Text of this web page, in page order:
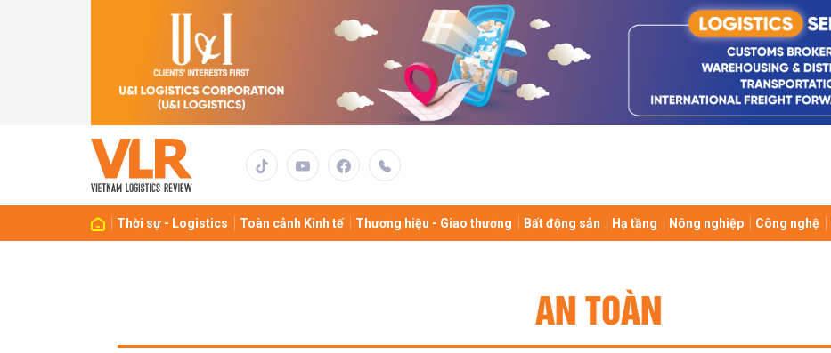
Thời sự - Logistics Toàn cảnh Kinh tế Thương hiệu - Giao thương Bất động sản Hạ tầng Nông nghiệp Công nghệ
AN TOÀN